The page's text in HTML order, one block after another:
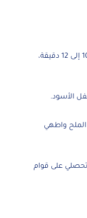
أضيفي كريمة الطبخ من بوك وعصير الليمون، ودعيه يغلي على حرارة هادئة لمدة 10 إلى 12 دقيقة،
الأسود.
واطهي
على قوام